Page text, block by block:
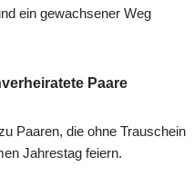
ein gewachsener Weg
Paare
Paaren, die ohne Trauschein
Jahrestag feiern.